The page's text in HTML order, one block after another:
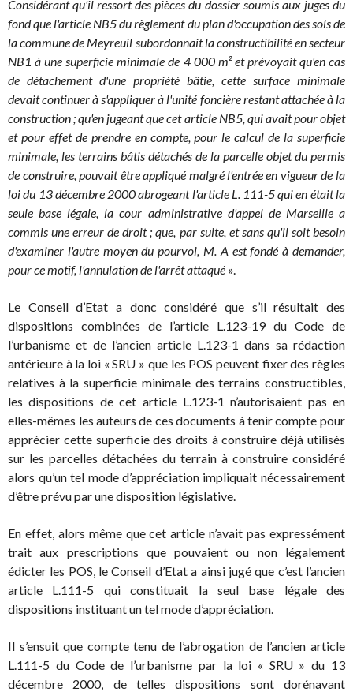
Considérant qu'il ressort des pièces du dossier soumis aux juges du
fond que l'article NB5 du règlement du plan d'occupation des sols de
la commune de Meyreuil subordonnait la constructibilité en secteur
NB1 à une superficie minimale de 4 000 m² et prévoyait qu'en cas
de détachement d'une propriété bâtie, cette surface minimale
devait continuer à s'appliquer à l'unité foncière restant attachée à la
construction ; qu'en jugeant que cet article NB5, qui avait pour objet
et pour effet de prendre en compte, pour le calcul de la superficie
minimale, les terrains bâtis détachés de la parcelle objet du permis
de construire, pouvait être appliqué malgré l'entrée en vigueur de la
loi du 13 décembre 2000 abrogeant l'article L. 111-5 qui en était la
seule base légale, la cour administrative d'appel de Marseille a
commis une erreur de droit ; que, par suite, et sans qu'il soit besoin
d'examiner l'autre moyen du pourvoi, M. A est fondé à demander,
pour ce motif, l'annulation de l'arrêt attaqué ».
Le Conseil d’Etat a donc considéré que s’il résultait des
dispositions combinées de l’article L.123-19 du Code de
l’urbanisme et de l’ancien article L.123-1 dans sa rédaction
antérieure à la loi « SRU » que les POS peuvent fixer des règles
relatives à la superficie minimale des terrains constructibles,
les dispositions de cet article L.123-1 n’autorisaient pas en
elles-mêmes les auteurs de ces documents à tenir compte pour
apprécier cette superficie des droits à construire déjà utilisés
sur les parcelles détachées du terrain à construire considéré
alors qu’un tel mode d’appréciation impliquait nécessairement
d’être prévu par une disposition législative.
En effet, alors même que cet article n’avait pas expressément
trait aux prescriptions que pouvaient ou non légalement
édicter les POS, le Conseil d’Etat a ainsi jugé que c’est l’ancien
article L.111-5 qui constituait la seul base légale des
dispositions instituant un tel mode d’appréciation.
Il s’ensuit que compte tenu de l’abrogation de l’ancien article
L.111-5 du Code de l’urbanisme par la loi « SRU » du 13
décembre 2000, de telles dispositions sont dorénavant